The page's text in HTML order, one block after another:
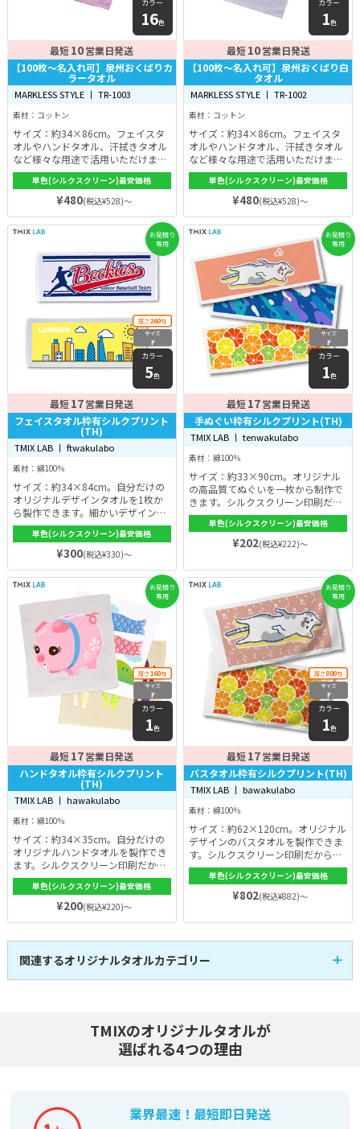
カラー
16色
最短10営業日発送
【100枚〜名入れ可】泉州おくばりカ
ラータオル
MARKLESS STYLE 丨 TR-1003
素材：コットン
サイズ：約34×86cm。フェイスタ
オルやハンドタオル、汗拭きタオル
など様々な用途で活用いただけま
す。ふわりと柔らかく、肌触りに優
れており、小さなお子様のバスタオ
ルや汗拭きにもおすすめです。
単色(シルクスクリーン)最安価格
¥480(税込¥528)～
カラー
1色
最短10営業日発送
【100枚〜名入れ可】泉州おくばり白
タオル
MARKLESS STYLE 丨 TR-1002
素材：コットン
サイズ：約34×86cm。フェイスタ
オルやハンドタオル、汗拭きタオル
など様々な用途で活用いただけま
す。ふわりと柔らかく、肌触りに優
れており、小さなお子様のバスタオ
ルや汗拭きにもおすすめです。
単色(シルクスクリーン)最安価格
¥480(税込¥528)～
お見積り
専用
厚さ260匁
サイズ
F
カラー
5色
最短17営業日発送
フェイスタオル枠有シルクプリント
(TH)
TMIX LAB 丨 ftwakulabo
素材：綿100％
サイズ：約34×84cm。自分だけの
オリジナルデザインタオルを1枚か
ら製作できます。細かいデザインも
しっかりと印刷でき、想像した通り
のきれいな仕上がりになります。生
地の色もホワイト・ブルー・ピン
ク・グリーン・イエローの5色から
選べます。
単色(シルクスクリーン)最安価格
¥300(税込¥330)～
お見積り
専用
サイズ
F
カラー
1色
最短17営業日発送
手ぬぐい枠有シルクプリント(TH)
TMIX LAB 丨 tenwakulabo
素材：綿100％
サイズ：約33×90cm。オリジナル
の高品質てぬぐいを一枚から制作で
きます。シルクスクリーン印刷だか
ら細かいデザインも思い通り。高級
感があって上品な仕上がりです。オ
プションで文字入れや、熨斗やOPP
に入れて納品もできます。
単色(シルクスクリーン)最安価格
¥202(税込¥222)～
お見積り
専用
厚さ160匁
サイズ
F
カラー
1色
最短17営業日発送
ハンドタオル枠有シルクプリント
(TH)
TMIX LAB 丨 hawakulabo
素材：綿100％
サイズ：約34×35cm。自分だけの
オリジナルハンドタオルを製作でき
ます。シルクスクリーン印刷だから
細かいデザインも思いのまま。洗っ
ても色落ちしにくい。ふわふわな手
触りで吸収力も抜群。持ち運びにも
コンパクトに畳めて便利です。イベ
気！
単色(シルクスクリーン)最安価格
¥200(税込¥220)～
お見積り
専用
厚さ800匁
サイズ
F
カラー
1色
最短17営業日発送
バスタオル枠有シルクプリント(TH)
TMIX LAB 丨 bawakulabo
素材：綿100％
サイズ：約62×120cm。オリジナル
デザインのバスタオルを製作できま
す。シルクスクリーン印刷だから発
色もよく細かなデザインも思いのま
ま。手触りが良く吸収性も高い高品
質です。小ロットから受付しますの
で注文もしやすい。
単色(シルクスクリーン)最安価格
¥802(税込¥882)～
関連するオリジナルタオルカテゴリー
1商品 バスタオル
全3
スポーツタオル 刺繍タオル
コットンタオル
TMIXのオリジナルタオルが
選ばれる4つの理由
業界最速！最短即日発送